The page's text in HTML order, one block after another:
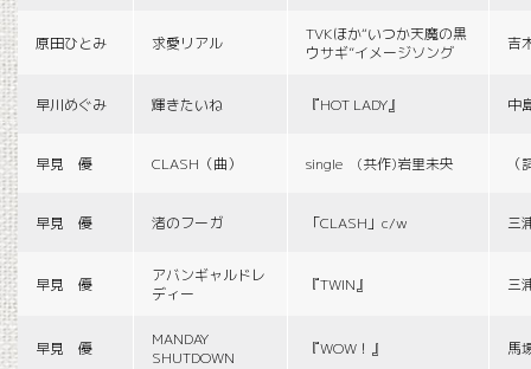
原田ひとみ 求愛リアル
TVKほか“いつか天魔の黒
ウサギ”イメージソング
吉
早川めぐみ 輝きたいね 『HOT LADY』 中
早見 優 CLASH（曲） single (共作)岩里未央
早見 優 渚のフーガ 「CLASH」c/w 三
早見 優
アバンギャルドレ
ディー
『TWIN』 三
早見 優
MANDAY
SHUTDOWN
『WOW！』 馬